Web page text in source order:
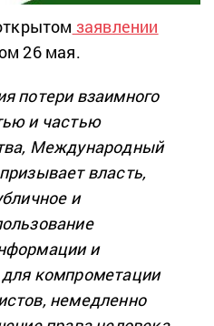
заявлении
26 мая.
потери взаимного
и частью
Международный
власть,
и
и
компрометации
немедленно